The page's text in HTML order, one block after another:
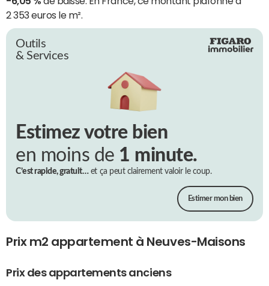
2 353 euros le m².
Outils
& Services
Estimez votre bien
en moins de 1 minute.
C’est rapide, gratuit…et ça peut clairement valoir le coup.
Estimer mon bien
Prix m2 appartement à Neuves-Maisons
Prix des appartements anciens